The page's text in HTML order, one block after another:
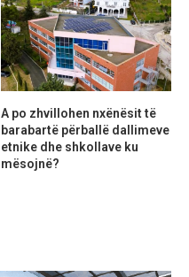
A po zhvillohen nxënësit të
barabartë përballë dallimeve
etnike dhe shkollave ku
mësojnë?